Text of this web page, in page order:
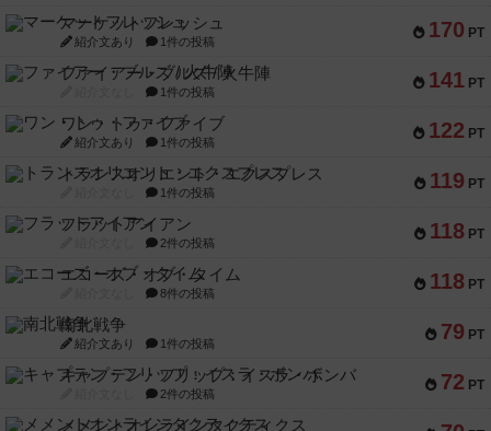
170 PT
マーケットフレッシュ
紹介文あり 1件の投稿
141 PT
ファイアー・ブルズ / 火牛陣
1件の投稿
122 PT
ワン・トゥ・ファイブ
紹介文あり 1件の投稿
119 PT
トランスオリエント・エクスプレス
1件の投稿
118 PT
フラットアイアン
2件の投稿
118 PT
エコーズ・オブ・タイム
8件の投稿
79 PT
南北戦争
紹介文あり 1件の投稿
72 PT
キャプテン・フリップ：イスラ・ボンバ
2件の投稿
メメントオンラインタクティクス